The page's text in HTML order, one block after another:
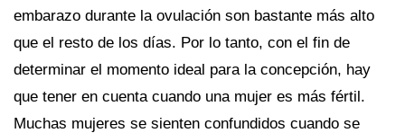
embarazo durante la ovulación son bastante más alto
que el resto de los días. Por lo tanto, con el fin de
determinar el momento ideal para la concepción, hay
que tener en cuenta cuando una mujer es más fértil.
Muchas mujeres se sienten confundidos cuando se